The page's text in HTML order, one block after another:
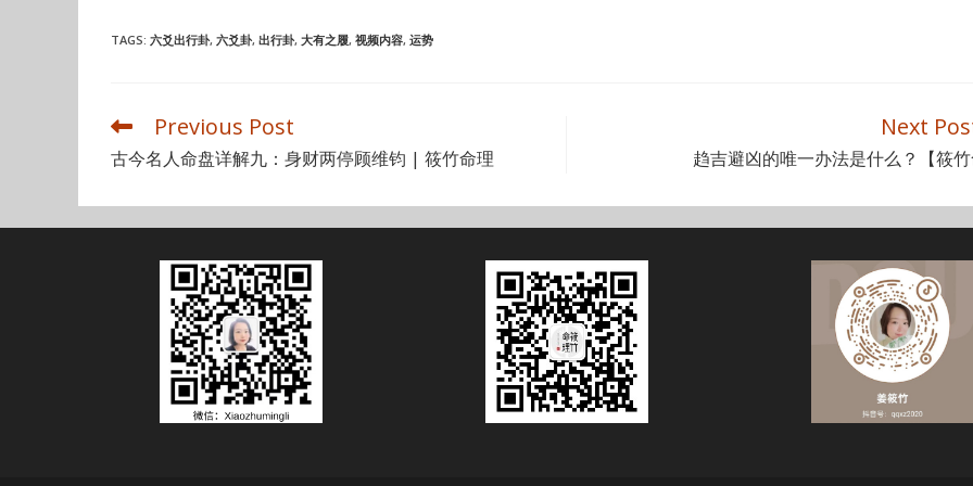
TAGS: 六爻出行卦, 六爻卦, 出行卦, 大有之履, 视频内容, 运势
Read
more
articles
Previous Post
古今名人命盘详解九：身财两停顾维钧 | 筱竹命理
Next
趋吉避凶的唯一办法是什么？【筱竹